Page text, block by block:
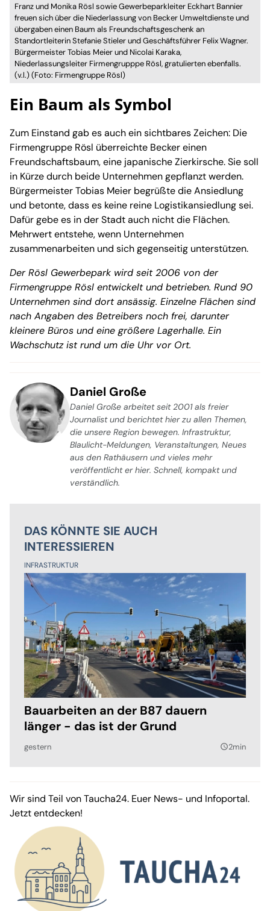
Franz und Monika Rösl sowie Gewerbeparkleiter Eckhart Bannier
freuen sich über die Niederlassung von Becker Umweltdienste und
übergaben einen Baum als Freundschaftsgeschenk an
Standortleiterin Stefanie Stieler und Geschäftsführer Felix Wagner.
Bürgermeister Tobias Meier und Nicolai Karaka,
Niederlassungsleiter Firmengrupppe Rösl, gratulierten ebenfalls.
(v.l.) (Foto: Firmengruppe Rösl)
Ein Baum als Symbol
Zum Einstand gab es auch ein sichtbares Zeichen: Die
Firmengruppe Rösl überreichte Becker einen
Freundschaftsbaum, eine japanische Zierkirsche. Sie soll
in Kürze durch beide Unternehmen gepflanzt werden.
Bürgermeister Tobias Meier begrüßte die Ansiedlung
und betonte, dass es keine reine Logistikansiedlung sei.
Dafür gebe es in der Stadt auch nicht die Flächen.
Mehrwert entstehe, wenn Unternehmen
zusammenarbeiten und sich gegenseitig unterstützen.
Der Rösl Gewerbepark wird seit 2006 von der
Firmengruppe Rösl entwickelt und betrieben. Rund 90
Unternehmen sind dort ansässig. Einzelne Flächen sind
nach Angaben des Betreibers noch frei, darunter
kleinere Büros und eine größere Lagerhalle. Ein
Wachschutz ist rund um die Uhr vor Ort.
Daniel Große
Daniel Große arbeitet seit 2001 als freier
Journalist und berichtet hier zu allen Themen,
die unsere Region bewegen. Infrastruktur,
Blaulicht-Meldungen, Veranstaltungen, Neues
aus den Rathäusern und vieles mehr
veröffentlicht er hier. Schnell, kompakt und
verständlich.
DAS KÖNNTE SIE AUCH
INTERESSIEREN
INFRASTRUKTUR
Bauarbeiten an der B87 dauern
länger - das ist der Grund
gestern query_builder2min
Wir sind Teil von Taucha24. Euer News- und Infoportal.
Jetzt entdecken!